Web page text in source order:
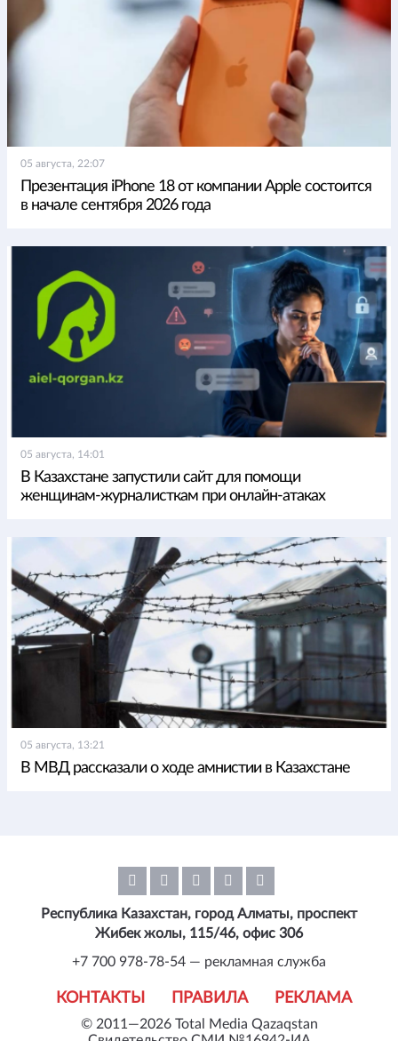
05 августа, 22:07
Презентация iPhone 18 от компании Apple состоится
в начале сентября 2026 года
05 августа, 14:01
В Казахстане запустили сайт для помощи
женщинам-журналисткам при онлайн-атаках
05 августа, 13:21
В МВД рассказали о ходе амнистии в Казахстане
© 2011—2026 Total Media Qazaqstan
КОНТАКТЫ ПРАВИЛА РЕКЛАМА
Республика Казахстан, город Алматы, проспект
Жибек жолы, 115/46, офис 306
+7 700 978-78-54 — рекламная служба